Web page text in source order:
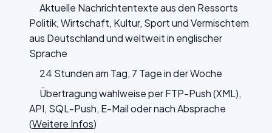
Aktuelle Nachrichtentexte aus den Ressorts
Politik, Wirtschaft, Kultur, Sport und Vermischtem
aus Deutschland und weltweit in englischer
Sprache
24 Stunden am Tag, 7 Tage in der Woche
Übertragung wahlweise per FTP-Push (XML),
API, SQL-Push, E-Mail oder nach Absprache
(Weitere Infos)